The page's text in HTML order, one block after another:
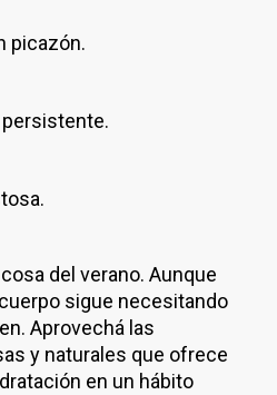
picazón.
persistente.
del verano. Aunque
sigue necesitando
Aprovechá las
y naturales que ofrece
en un hábito